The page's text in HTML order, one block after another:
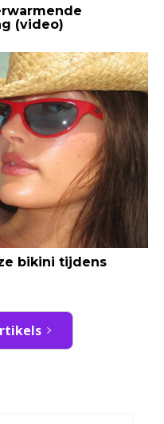
(video)
bikini tijdens